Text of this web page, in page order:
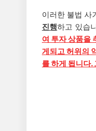
이러한 불법 사
진행하고 있습
여 투자 상품을
게되고 허위의
를 하게 됩니다.